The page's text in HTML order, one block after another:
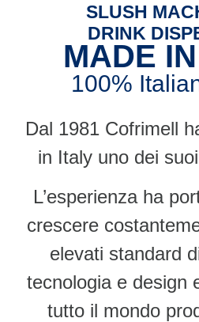
SLUSH
DRINK
MADE
100%
Dal 1981 Cofrimell
in Italy uno dei
L’esperienza ha
crescere
elevati standard
tecnologia e design
tutto il mondo